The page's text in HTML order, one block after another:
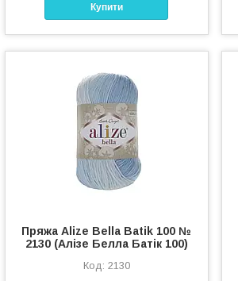
Купити
Пряжа Alize Bella Batik 100 №
2130 (Алізе Белла Батік 100)
2130